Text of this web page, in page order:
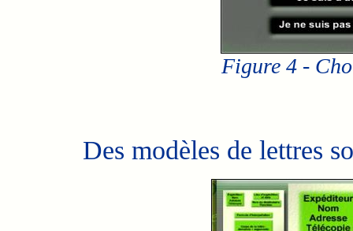
Figure 4 -
Des modèles de lettres